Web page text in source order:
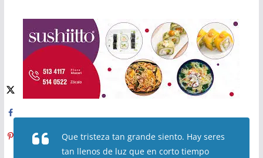
Que tristeza tan grande siento. Hay seres
tan llenos de luz que en corto tiempo